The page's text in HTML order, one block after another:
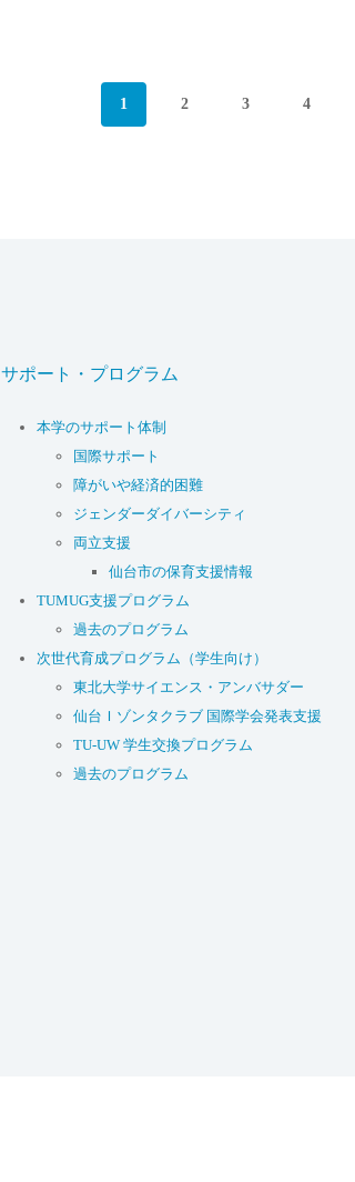
1 2 3 4
サポート・プログラム
本学のサポート体制
国際サポート
障がいや経済的困難
ジェンダーダイバーシティ
両立支援
仙台市の保育支援情報
TUMUG支援プログラム
過去のプログラム
次世代育成プログラム（学生向け）
東北大学サイエンス・アンバサダー
仙台Ｉゾンタクラブ 国際学会発表支援
TU-UW 学生交換プログラム
過去のプログラム